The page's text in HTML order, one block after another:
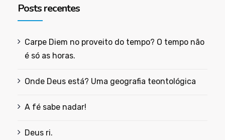
Posts recentes
Carpe Diem no proveito do tempo? O tempo não
é só as horas.
Onde Deus está? Uma geografia teontológica
A fé sabe nadar!
Deus ri.